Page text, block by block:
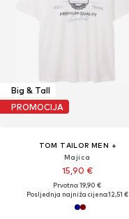
Big & Tall
PROMOCIJA
TOM TAILOR MEN +
Majica
15,90 €
Prvotno: 19,90 €
Posljednja najniža cijena:12,51 €